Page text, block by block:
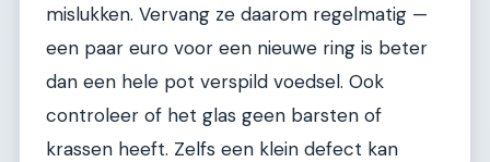
mislukken. Vervang ze daarom regelmatig —
een paar euro voor een nieuwe ring is beter
dan een hele pot verspild voedsel. Ook
controleer of het glas geen barsten of
krassen heeft. Zelfs een klein defect kan